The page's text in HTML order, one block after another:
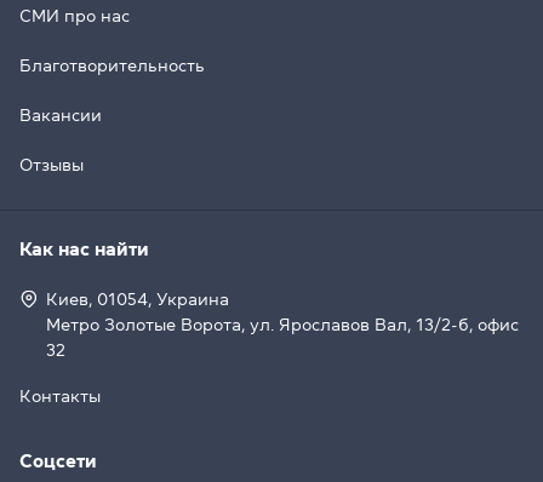
СМИ про нас
Благотворительность
Вакансии
Отзывы
Как нас найти
Киев, 01054, Украина
Метро Золотые Ворота, ул. Ярославов Вал, 13/2-б, офис
32
Контакты
Соцсети